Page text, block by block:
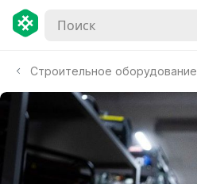
Строительное оборудование